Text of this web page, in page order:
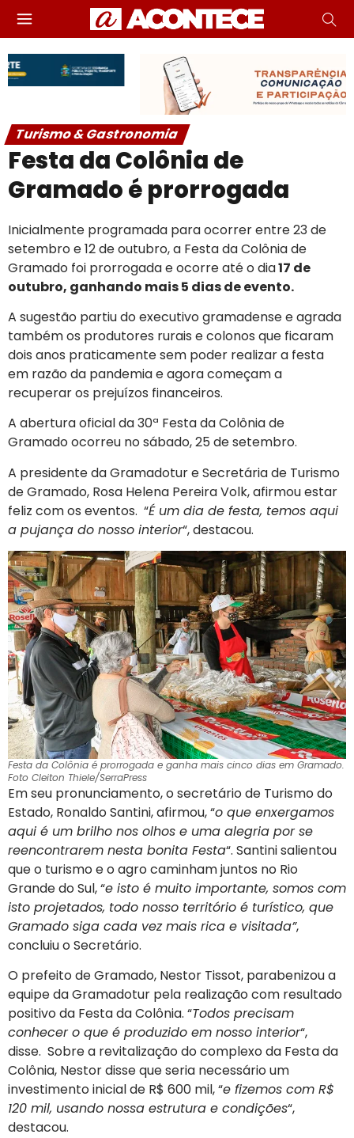
Turismo & Gastronomia
Festa da Colônia de
Gramado é prorrogada
Inicialmente programada para ocorrer entre 23 de
setembro e 12 de outubro, a Festa da Colônia de
Gramado foi prorrogada e ocorre até o dia17 de
outubro, ganhando mais 5 dias de evento.
A sugestão partiu do executivo gramadense e agrada
também os produtores rurais e colonos que ficaram
dois anos praticamente sem poder realizar a festa
em razão da pandemia e agora começam a
recuperar os prejuízos financeiros.
A abertura oficial da 30ª Festa da Colônia de
Gramado ocorreu no sábado, 25 de setembro.
A presidente da Gramadotur e Secretária de Turismo
de Gramado, Rosa Helena Pereira Volk, afirmou estar
feliz com os eventos. “É um dia de festa, temos aqui
a pujança do nosso interior“, destacou.
Festa da Colônia é prorrogada e ganha mais cinco dias em Gramado.
Foto Cleiton Thiele/SerraPress
Em seu pronunciamento, o secretário de Turismo do
Estado, Ronaldo Santini, afirmou, “o que enxergamos
aqui é um brilho nos olhos e uma alegria por se
reencontrarem nesta bonita Festa“. Santini salientou
que o turismo e o agro caminham juntos no Rio
Grande do Sul, “e isto é muito importante, somos com
isto projetados, todo nosso território é turístico, que
Gramado siga cada vez mais rica e visitada”,
concluiu o Secretário.
O prefeito de Gramado, Nestor Tissot, parabenizou a
equipe da Gramadotur pela realização com resultado
positivo da Festa da Colônia. “Todos precisam
conhecer o que é produzido em nosso interior“,
disse. Sobre a revitalização do complexo da Festa da
Colônia, Nestor disse que seria necessário um
investimento inicial de R$ 600 mil, “e fizemos com R$
120 mil, usando nossa estrutura e condições“,
destacou.